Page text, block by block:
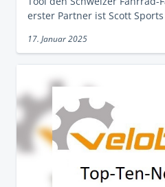
erster Partner ist Scott
17. Januar 2025